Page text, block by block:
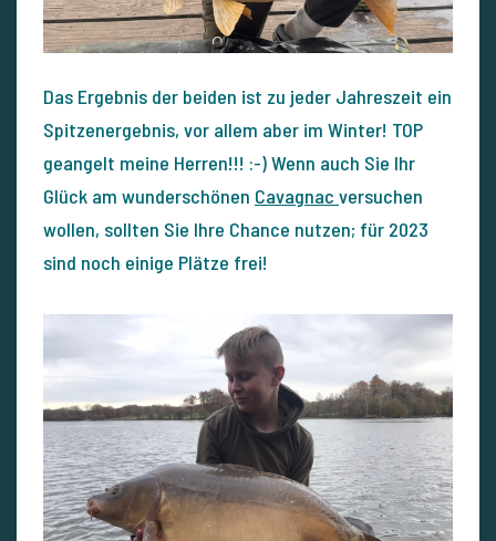
Das Ergebnis der beiden ist zu jeder Jahreszeit ein
Spitzenergebnis, vor allem aber im Winter! TOP
geangelt meine Herren!!! :-) Wenn auch Sie Ihr
Glück am wunderschönen Cavagnac versuchen
wollen, sollten Sie Ihre Chance nutzen; für 2023
sind noch einige Plätze frei!